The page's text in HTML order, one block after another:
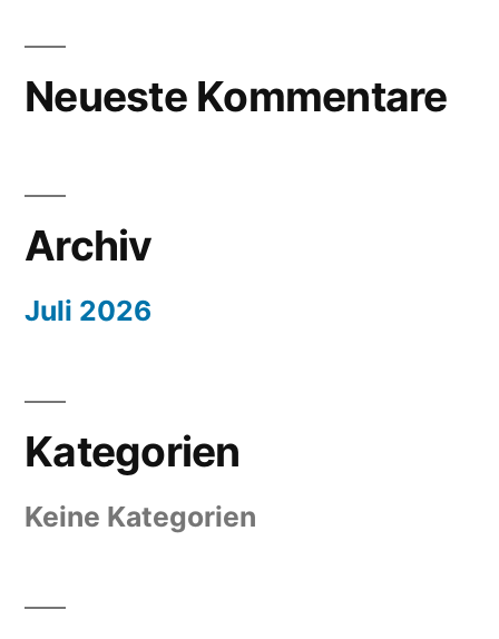
Neueste Kommentare
Archiv
Juli 2026
Kategorien
Keine Kategorien